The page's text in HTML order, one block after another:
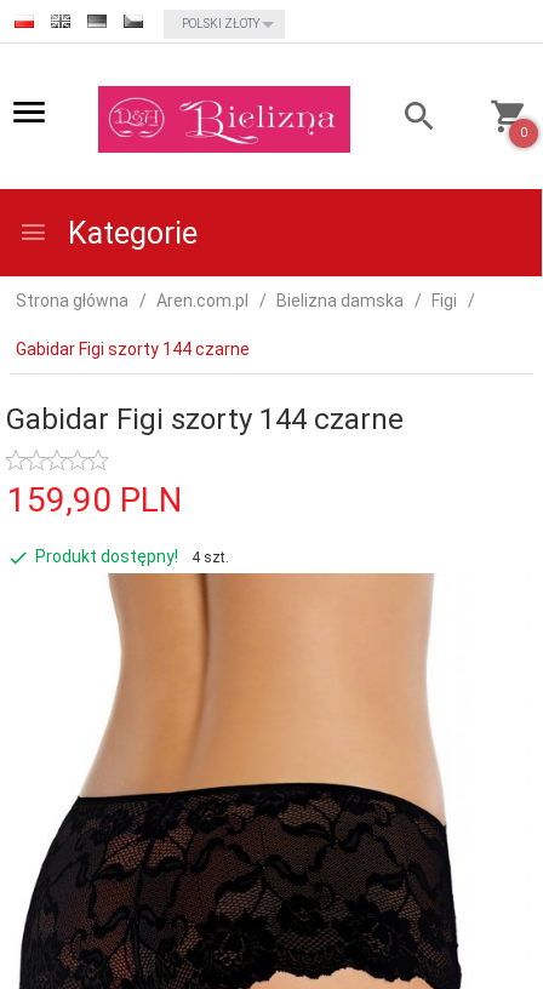
currency_h
POLSKI ZŁOTY
0
Kategorie
Strona główna Aren.com.pl Bielizna damska Figi
Gabidar Figi szorty 144 czarne
Gabidar Figi szorty 144 czarne
159,90 PLN
Produkt dostępny! 4 szt.